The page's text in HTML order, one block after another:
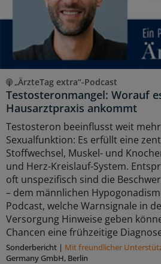
„ÄrzteTag extra“-Podcast
Testosteronmangel: Worauf
Hausarztpraxis ankommt
Testosteron beeinflusst weit
Sexualfunktion: Es erfüllt eine
Stoffwechsel, Muskel- und
und Herz-Kreislauf-System.
oft unspezifisch sind die
– dem männlichen
Podcast, welche Warnsignale in
Versorgung Hinweise geben
Chancen eine frühzeitige
Sonderbericht | Mit freundlicher
Germany GmbH, Berlin